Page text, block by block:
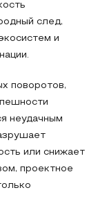
след,
и
поворотов,
неудачным
или снижает
проектное